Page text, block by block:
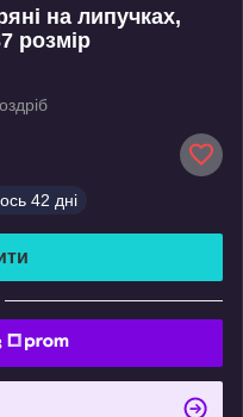
на липучках,
розмір
42 дні